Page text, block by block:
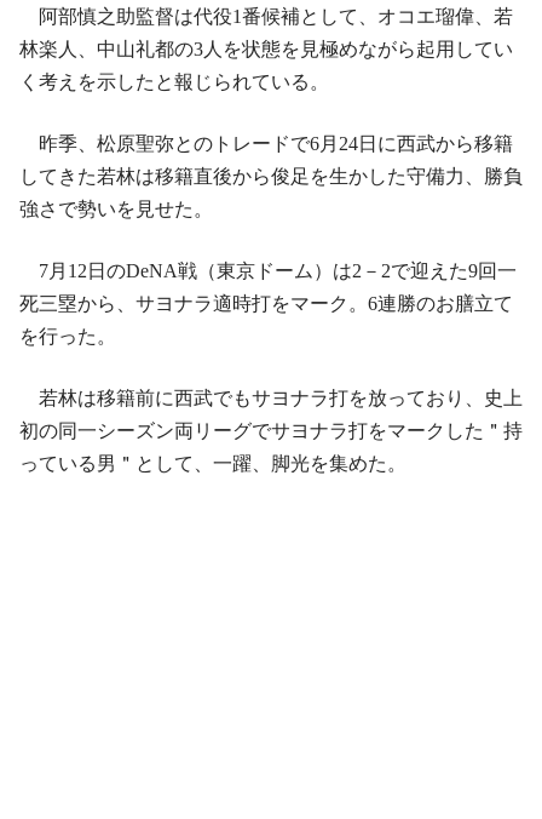
阿部慎之助監督は代役1番候補として、オコエ瑠偉、若
林楽人、中山礼都の3人を状態を見極めながら起用してい
く考えを示したと報じられている。
昨季、松原聖弥とのトレードで6月24日に西武から移籍
してきた若林は移籍直後から俊足を生かした守備力、勝負
強さで勢いを見せた。
7月12日のDeNA戦（東京ドーム）は2－2で迎えた9回一
死三塁から、サヨナラ適時打をマーク。6連勝のお膳立て
を行った。
若林は移籍前に西武でもサヨナラ打を放っており、史上
初の同一シーズン両リーグでサヨナラ打をマークした＂持
っている男＂として、一躍、脚光を集めた。